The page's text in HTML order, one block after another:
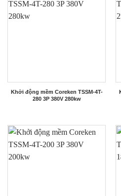
Khởi động mềm Coreken TSSM-4T-
280 3P 380V 280kw